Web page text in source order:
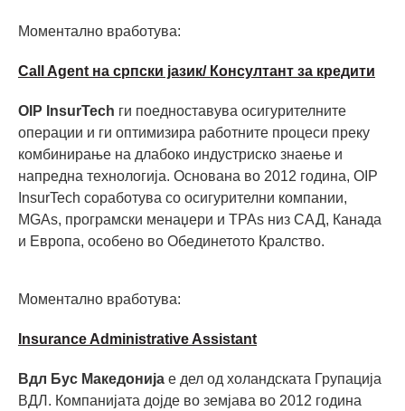
Моментално вработува:
Call Agent на српски јазик/ Консултант за кредити
OIP InsurTech ги поедноставува осигурителните
операции и ги оптимизира работните процеси преку
комбинирање на длабоко индустриско знаење и
напредна технологија. Основана во 2012 година, OIP
InsurTech соработува со осигурителни компании,
MGAs, програмски менаџери и TPAs низ САД, Канада
и Европа, особено во Обединетото Кралство.
Моментално вработува:
Insurance Administrative Assistant
Вдл Бус Македонија е дел од холандската Групација
ВДЛ. Компанијата дојде во земјава во 2012 година